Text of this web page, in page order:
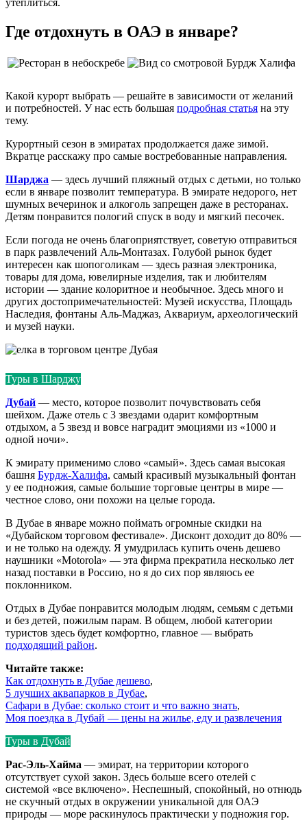
утеплиться.
Где отдохнуть в ОАЭ в январе?
Какой курорт выбрать — решайте в зависимости от желаний
и потребностей. У нас есть большая подробная статья на эту
тему.
Курортный сезон в эмиратах продолжается даже зимой.
Вкратце расскажу про самые востребованные направления.
Шарджа — здесь лучший пляжный отдых с детьми, но только
если в январе позволит температура. В эмирате недорого, нет
шумных вечеринок и алкоголь запрещен даже в ресторанах.
Детям понравится пологий спуск в воду и мягкий песочек.
Если погода не очень благоприятствует, советую отправиться
в парк развлечений Аль-Монтазах. Голубой рынок будет
интересен как шопоголикам — здесь разная электроника,
товары для дома, ювелирные изделия, так и любителям
истории — здание колоритное и необычное. Здесь много и
других достопримечательностей: Музей искусства, Площадь
Наследия, фонтаны Аль-Маджаз, Аквариум, археологический
и музей науки.
Туры в Шарджу
Дубай — место, которое позволит почувствовать себя
шейхом. Даже отель с 3 звездами одарит комфортным
отдыхом, а 5 звезд и вовсе наградит эмоциями из «1000 и
одной ночи».
К эмирату применимо слово «самый». Здесь самая высокая
башня Бурдж-Халифа, самый красивый музыкальный фонтан
у ее подножия, самые большие торговые центры в мире —
честное слово, они похожи на целые города.
В Дубае в январе можно поймать огромные скидки на
«Дубайском торговом фестивале». Дисконт доходит до 80% —
и не только на одежду. Я умудрилась купить очень дешево
наушники «Motorola» — эта фирма прекратила несколько лет
назад поставки в Россию, но я до сих пор являюсь ее
поклонником.
Отдых в Дубае понравится молодым людям, семьям с детьми
и без детей, пожилым парам. В общем, любой категории
туристов здесь будет комфортно, главное — выбрать
подходящий район.
Читайте также:
Как отдохнуть в Дубае дешево,
5 лучших аквапарков в Дубае,
Сафари в Дубае: сколько стоит и что важно знать,
Моя поездка в Дубай — цены на жилье, еду и развлечения
Туры в Дубай
Рас-Эль-Хайма — эмират, на территории которого
отсутствует сухой закон. Здесь больше всего отелей с
системой «все включено». Неспешный, спокойный, но отнюдь
не скучный отдых в окружении уникальной для ОАЭ
природы — море раскинулось практически у подножия гор.